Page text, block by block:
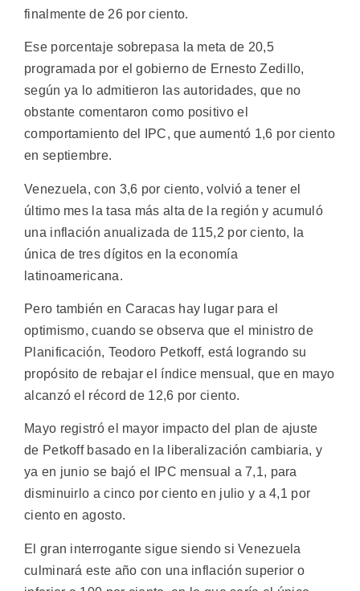
finalmente de 26 por ciento.
Ese porcentaje sobrepasa la meta de 20,5
programada por el gobierno de Ernesto Zedillo,
según ya lo admitieron las autoridades, que no
obstante comentaron como positivo el
comportamiento del IPC, que aumentó 1,6 por ciento
en septiembre.
Venezuela, con 3,6 por ciento, volvió a tener el
último mes la tasa más alta de la región y acumuló
una inflación anualizada de 115,2 por ciento, la
única de tres dígitos en la economía
latinoamericana.
Pero también en Caracas hay lugar para el
optimismo, cuando se observa que el ministro de
Planificación, Teodoro Petkoff, está logrando su
propósito de rebajar el índice mensual, que en mayo
alcanzó el récord de 12,6 por ciento.
Mayo registró el mayor impacto del plan de ajuste
de Petkoff basado en la liberalización cambiaria, y
ya en junio se bajó el IPC mensual a 7,1, para
disminuirlo a cinco por ciento en julio y a 4,1 por
ciento en agosto.
El gran interrogante sigue siendo si Venezuela
culminará este año con una inflación superior o